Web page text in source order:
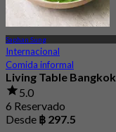
Saphan Sung
Internacional
Comida informal
Living Table Bangkok
5.0
6 Reservado
Desde ฿ 297.5